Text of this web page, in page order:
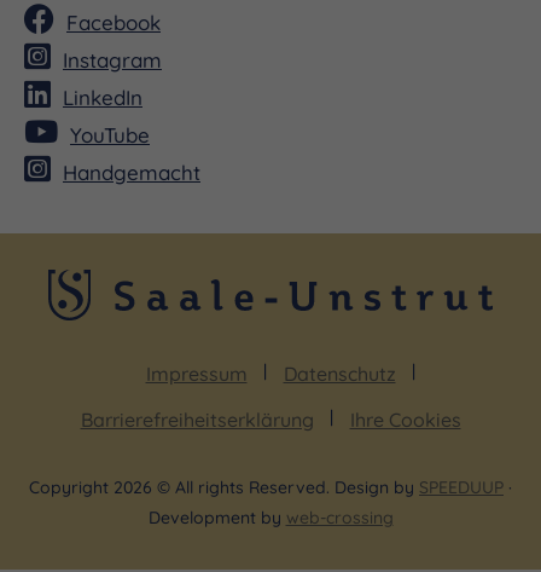
Facebook
Instagram
LinkedIn
YouTube
Handgemacht
Impressum
Datenschutz
Barrierefreiheitserklärung
Ihre Cookies
Copyright 2026 © All rights Reserved. Design by SPEEDUUP ·
Development by web-crossing